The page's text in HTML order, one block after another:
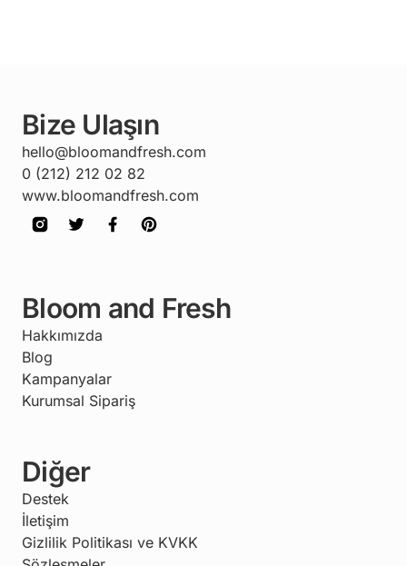
Bize Ulaşın
hello@bloomandfresh.com
0 (212) 212 02 82
www.bloomandfresh.com
Bloom and Fresh
Hakkımızda
Blog
Kampanyalar
Kurumsal Sipariş
Diğer
Destek
İletişim
Gizlilik Politikası ve KVKK